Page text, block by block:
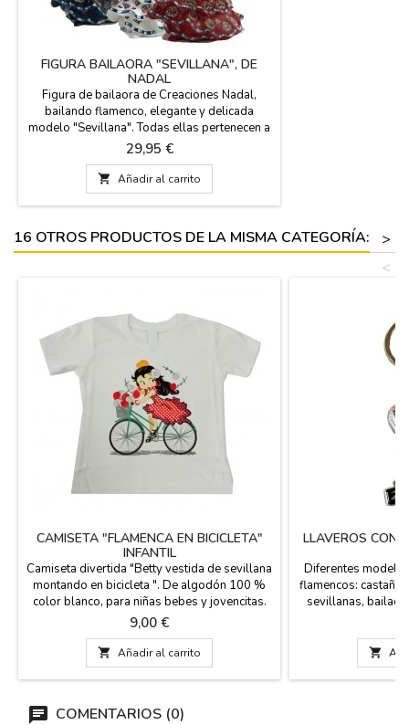
FIGURA BAILAORA "SEVILLANA", DE
NADAL
Figura de bailaora de Creaciones Nadal,
bailando flamenco, elegante y delicada
modelo "Sevillana". Todas ellas pertenecen a
una serie limitada y numerada, y se
acompañan del correspondiente certificado
que así lo acredita. Disponible en blanco, en
negro, en azul o en rojo. Hechas en España.
Medida: 20 cm de alto (grande) 15 cm de alto
Precio
29,95 €
 Añadir al carrito
16 OTROS PRODUCTOS DE LA MISMA CATEGORÍA:
>
<
CAMISETA "FLAMENCA EN BICICLETA"
INFANTIL
Camiseta divertida "Betty vestida de sevillana
montando en bicicleta ". De algodón 100 %
color blanco, para niñas bebes y jovencitas.
Excelente recuerdo de Madrid.
Precio
9,00 €
 Añadir al carrito
LLAVEROS CON
Diferentes
flamencos:
sevillanas,
bonito Souvenir
plazo de entrega
de la que están
correo

COMENTARIOS (0)